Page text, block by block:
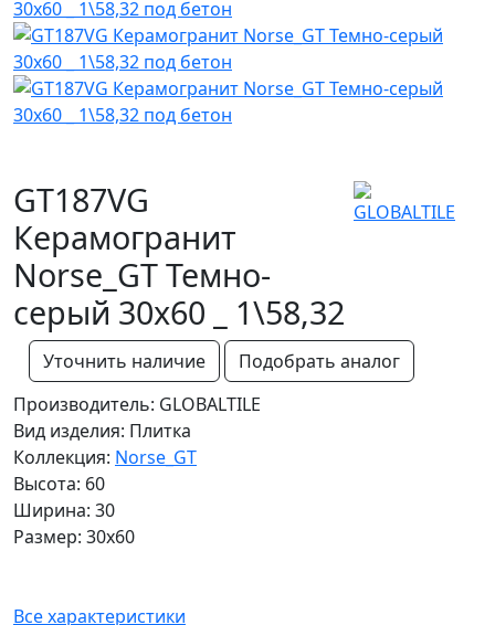
GT187VG
Керамогранит
Norse_GT Темно-
серый 30x60 _ 1\58,32
Уточнить наличие
Подобрать аналог
Производитель: GLOBALTILE
Вид изделия: Плитка
Коллекция: Norse_GT
Высота: 60
Ширина: 30
Размер: 30x60
Все характеристики